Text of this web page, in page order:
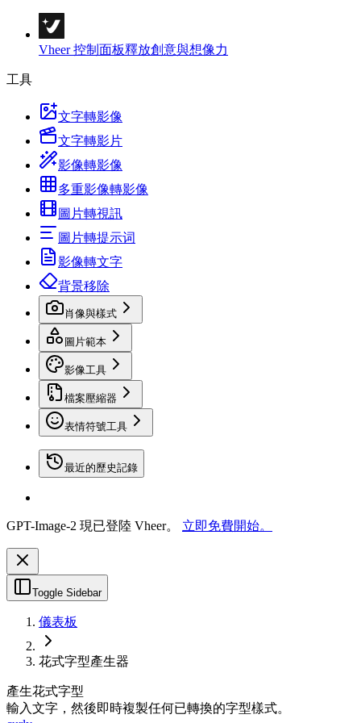
Vheer 控制面板釋放創意與想像力
工具
文字轉影像
文字轉影片
影像轉影像
多重影像轉影像
圖片轉視訊
圖片轉提示词
影像轉文字
背景移除
肖像與樣式
圖片範本
影像工具
檔案壓縮器
表情符號工具
最近的歷史記錄
GPT-Image-2 現已登陸 Vheer。 立即免費開始。
Toggle Sidebar
儀表板
花式字型產生器
產生花式字型
輸入文字，然後即時複製任何已轉換的字型樣式。